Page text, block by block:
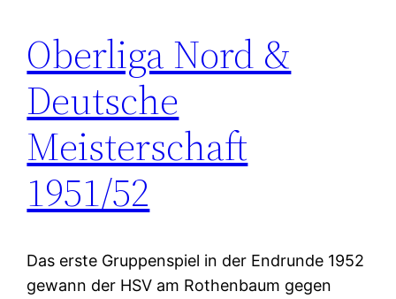
Oberliga Nord &
Deutsche
Meisterschaft
1951/52
Das erste Gruppenspiel in der Endrunde 1952
gewann der HSV am Rothenbaum gegen